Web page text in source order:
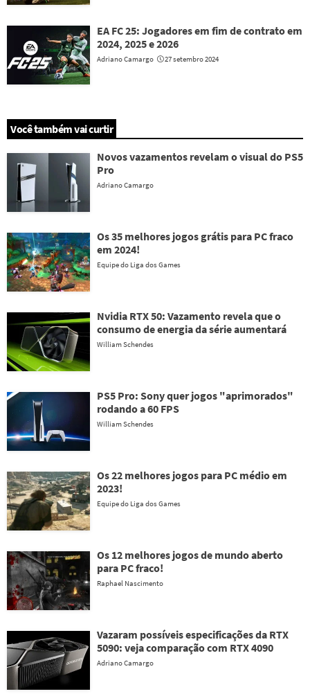
EA FC 25: Jogadores em fim de contrato em
2024, 2025 e 2026
Adriano Camargo 27 setembro 2024
Você também vai curtir
Novos vazamentos revelam o visual do PS5
Pro
Adriano Camargo
Os 35 melhores jogos grátis para PC fraco
em 2024!
Equipe do Liga dos Games
Nvidia RTX 50: Vazamento revela que o
consumo de energia da série aumentará
William Schendes
PS5 Pro: Sony quer jogos "aprimorados"
rodando a 60 FPS
William Schendes
Os 22 melhores jogos para PC médio em
2023!
Equipe do Liga dos Games
Os 12 melhores jogos de mundo aberto
para PC fraco!
Raphael Nascimento
Vazaram possíveis especificações da RTX
5090: veja comparação com RTX 4090
Adriano Camargo